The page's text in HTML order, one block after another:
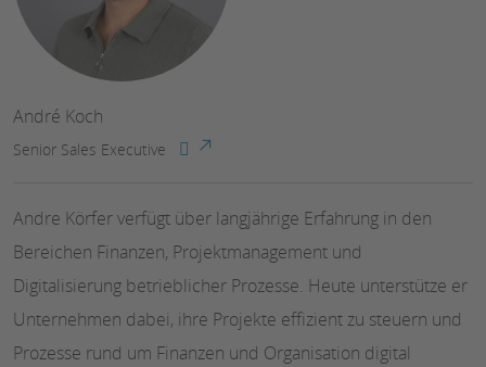
André Koch
Senior Sales Executive
Andre Körfer verfügt über langjährige Erfahrung in den
Bereichen Finanzen, Projektmanagement und
Digitalisierung betrieblicher Prozesse. Heute unterstütze er
Unternehmen dabei, ihre Projekte effizient zu steuern und
Prozesse rund um Finanzen und Organisation digital